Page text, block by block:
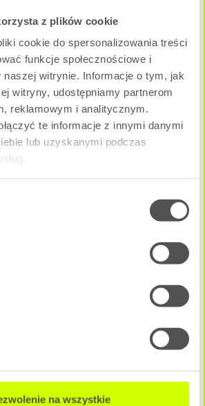
z plików cookie
cookie do spersonalizowania treści
funkcje społecznościowe i
naszej witrynie. Informacje o tym, jak
witryny, udostępniamy partnerom
reklamowym i analitycznym.
te informacje z innymi danymi
lub uzyskanymi podczas
na wszystkie
NEGOCJUJ CENĘ